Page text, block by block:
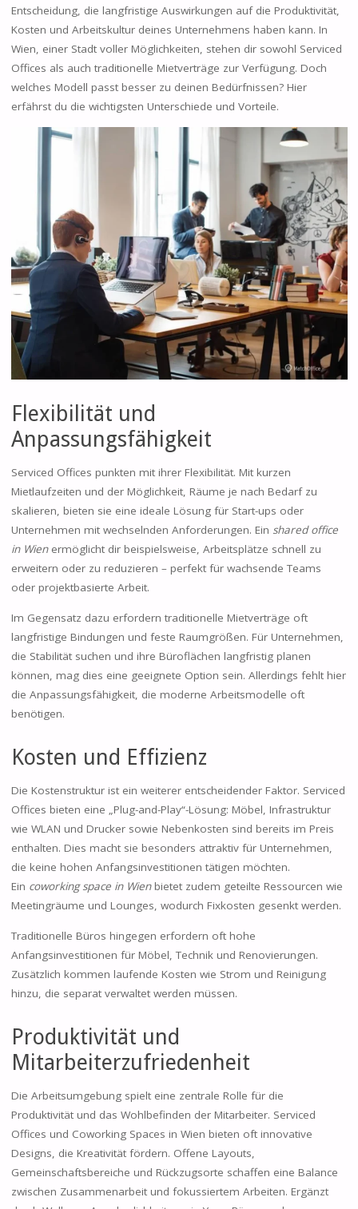
Entscheidung, die langfristige Auswirkungen auf die Produktivität,
Kosten und Arbeitskultur deines Unternehmens haben kann. In
Wien, einer Stadt voller Möglichkeiten, stehen dir sowohl Serviced
Offices als auch traditionelle Mietverträge zur Verfügung. Doch
welches Modell passt besser zu deinen Bedürfnissen? Hier
erfährst du die wichtigsten Unterschiede und Vorteile.
Flexibilität und
Anpassungsfähigkeit
Serviced Offices punkten mit ihrer Flexibilität. Mit kurzen
Mietlaufzeiten und der Möglichkeit, Räume je nach Bedarf zu
skalieren, bieten sie eine ideale Lösung für Start-ups oder
Unternehmen mit wechselnden Anforderungen. Ein shared office
in Wienermöglicht dir beispielsweise, Arbeitsplätze schnell zu
erweitern oder zu reduzieren – perfekt für wachsende Teams
oder projektbasierte Arbeit.
Im Gegensatz dazu erfordern traditionelle Mietverträge oft
langfristige Bindungen und feste Raumgrößen. Für Unternehmen,
die Stabilität suchen und ihre Büroflächen langfristig planen
können, mag dies eine geeignete Option sein. Allerdings fehlt hier
die Anpassungsfähigkeit, die moderne Arbeitsmodelle oft
benötigen.
Kosten und Effizienz
Die Kostenstruktur ist ein weiterer entscheidender Faktor. Serviced
Offices bieten eine „Plug-and-Play“-Lösung: Möbel, Infrastruktur
wie WLAN und Drucker sowie Nebenkosten sind bereits im Preis
enthalten. Dies macht sie besonders attraktiv für Unternehmen,
die keine hohen Anfangsinvestitionen tätigen möchten.
Ein coworking space in Wienbietet zudem geteilte Ressourcen wie
Meetingräume und Lounges, wodurch Fixkosten gesenkt werden.
Traditionelle Büros hingegen erfordern oft hohe
Anfangsinvestitionen für Möbel, Technik und Renovierungen.
Zusätzlich kommen laufende Kosten wie Strom und Reinigung
hinzu, die separat verwaltet werden müssen.
Produktivität und
Mitarbeiterzufriedenheit
Die Arbeitsumgebung spielt eine zentrale Rolle für die
Produktivität und das Wohlbefinden der Mitarbeiter. Serviced
Offices und Coworking Spaces in Wien bieten oft innovative
Designs, die Kreativität fördern. Offene Layouts,
Gemeinschaftsbereiche und Rückzugsorte schaffen eine Balance
zwischen Zusammenarbeit und fokussiertem Arbeiten. Ergänzt